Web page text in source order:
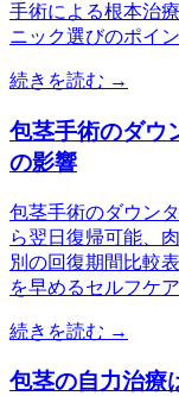
手術による根本治
ニック選びのポイ
続きを読む →
包茎手術のダウ
の影響
包茎手術のダウン
ら翌日復帰可能、
別の回復期間比較
を早めるセルフケ
続きを読む →
包茎の自力治療